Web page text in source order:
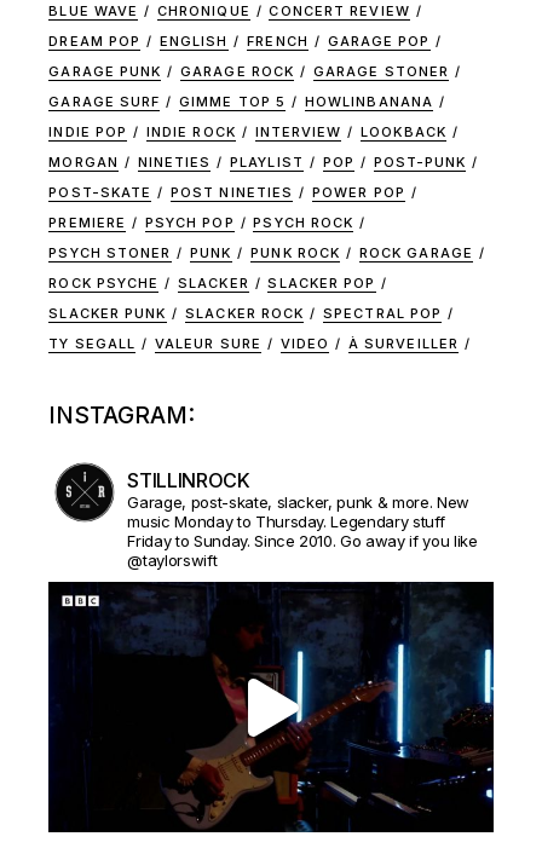
BLUE WAVE
CHRONIQUE
CONCERT REVIEW
DREAM POP
ENGLISH FRENCH
GARAGE POP
GARAGE PUNK
GARAGE ROCK
GARAGE STONER
GARAGE SURF
GIMME TOP 5
HOWLINBANANA
INDIE POP
INDIE ROCK INTERVIEW
LOOKBACK
MORGAN
NINETIES PLAYLIST POP
POST-PUNK
POST-SKATE
POST NINETIES
POWER POP
PREMIERE
PSYCH POP
PSYCH ROCK
PSYCH STONER
PUNK PUNK ROCK
ROCK GARAGE
ROCK PSYCHE
SLACKER
SLACKER POP
SLACKER PUNK
SLACKER ROCK
SPECTRAL POP
TY SEGALL
VALEUR SURE VIDEO À SURVEILLER
INSTAGRAM:
STILLINROCK
Garage, post-skate, slacker, punk & more. New
music Monday to Thursday. Legendary stuff
Friday to Sunday. Since 2010. Go away if you like
@taylorswift